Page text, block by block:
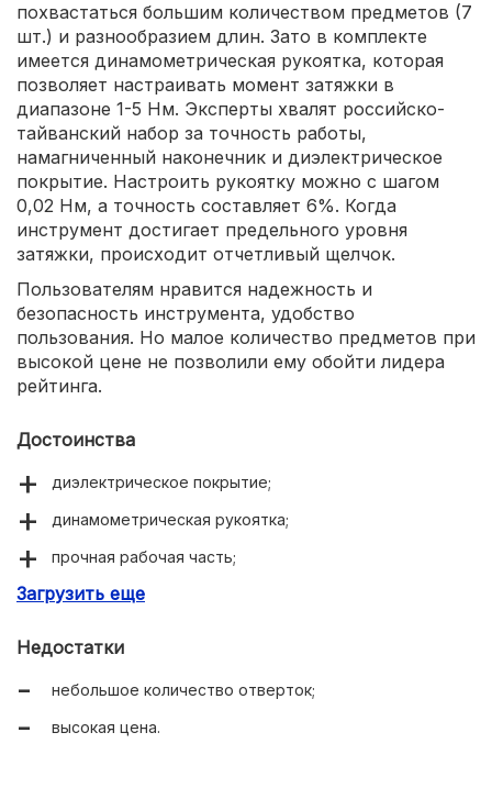
похвастаться большим количеством предметов (7
шт.) и разнообразием длин. Зато в комплекте
имеется динамометрическая рукоятка, которая
позволяет настраивать момент затяжки в
диапазоне 1-5 Нм. Эксперты хвалят российско-
тайванский набор за точность работы,
намагниченный наконечник и диэлектрическое
покрытие. Настроить рукоятку можно с шагом
0,02 Нм, а точность составляет 6%. Когда
инструмент достигает предельного уровня
затяжки, происходит отчетливый щелчок.
Пользователям нравится надежность и
безопасность инструмента, удобство
пользования. Но малое количество предметов при
высокой цене не позволили ему обойти лидера
рейтинга.
Достоинства
диэлектрическое покрытие;
динамометрическая рукоятка;
прочная рабочая часть;
компактность и легкость.
Загрузить еще
Недостатки
небольшое количество отверток;
высокая цена.